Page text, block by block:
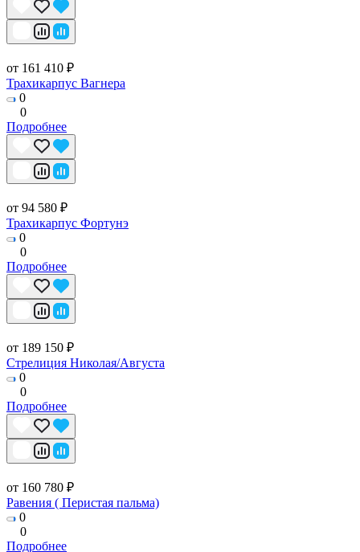
от 161 410 ₽
Трахикарпус Вагнера
0
0
Подробнее
от 94 580 ₽
Трахикарпус Фортунэ
0
0
Подробнее
от 189 150 ₽
Стрелиция Николая/Августа
0
0
Подробнее
от 160 780 ₽
Равения ( Перистая пальма)
0
0
Подробнее